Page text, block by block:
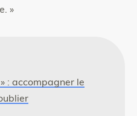
»
: accompagner le